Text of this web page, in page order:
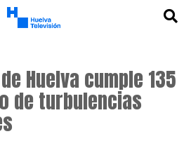
Huelva cumple 135
de turbulencias